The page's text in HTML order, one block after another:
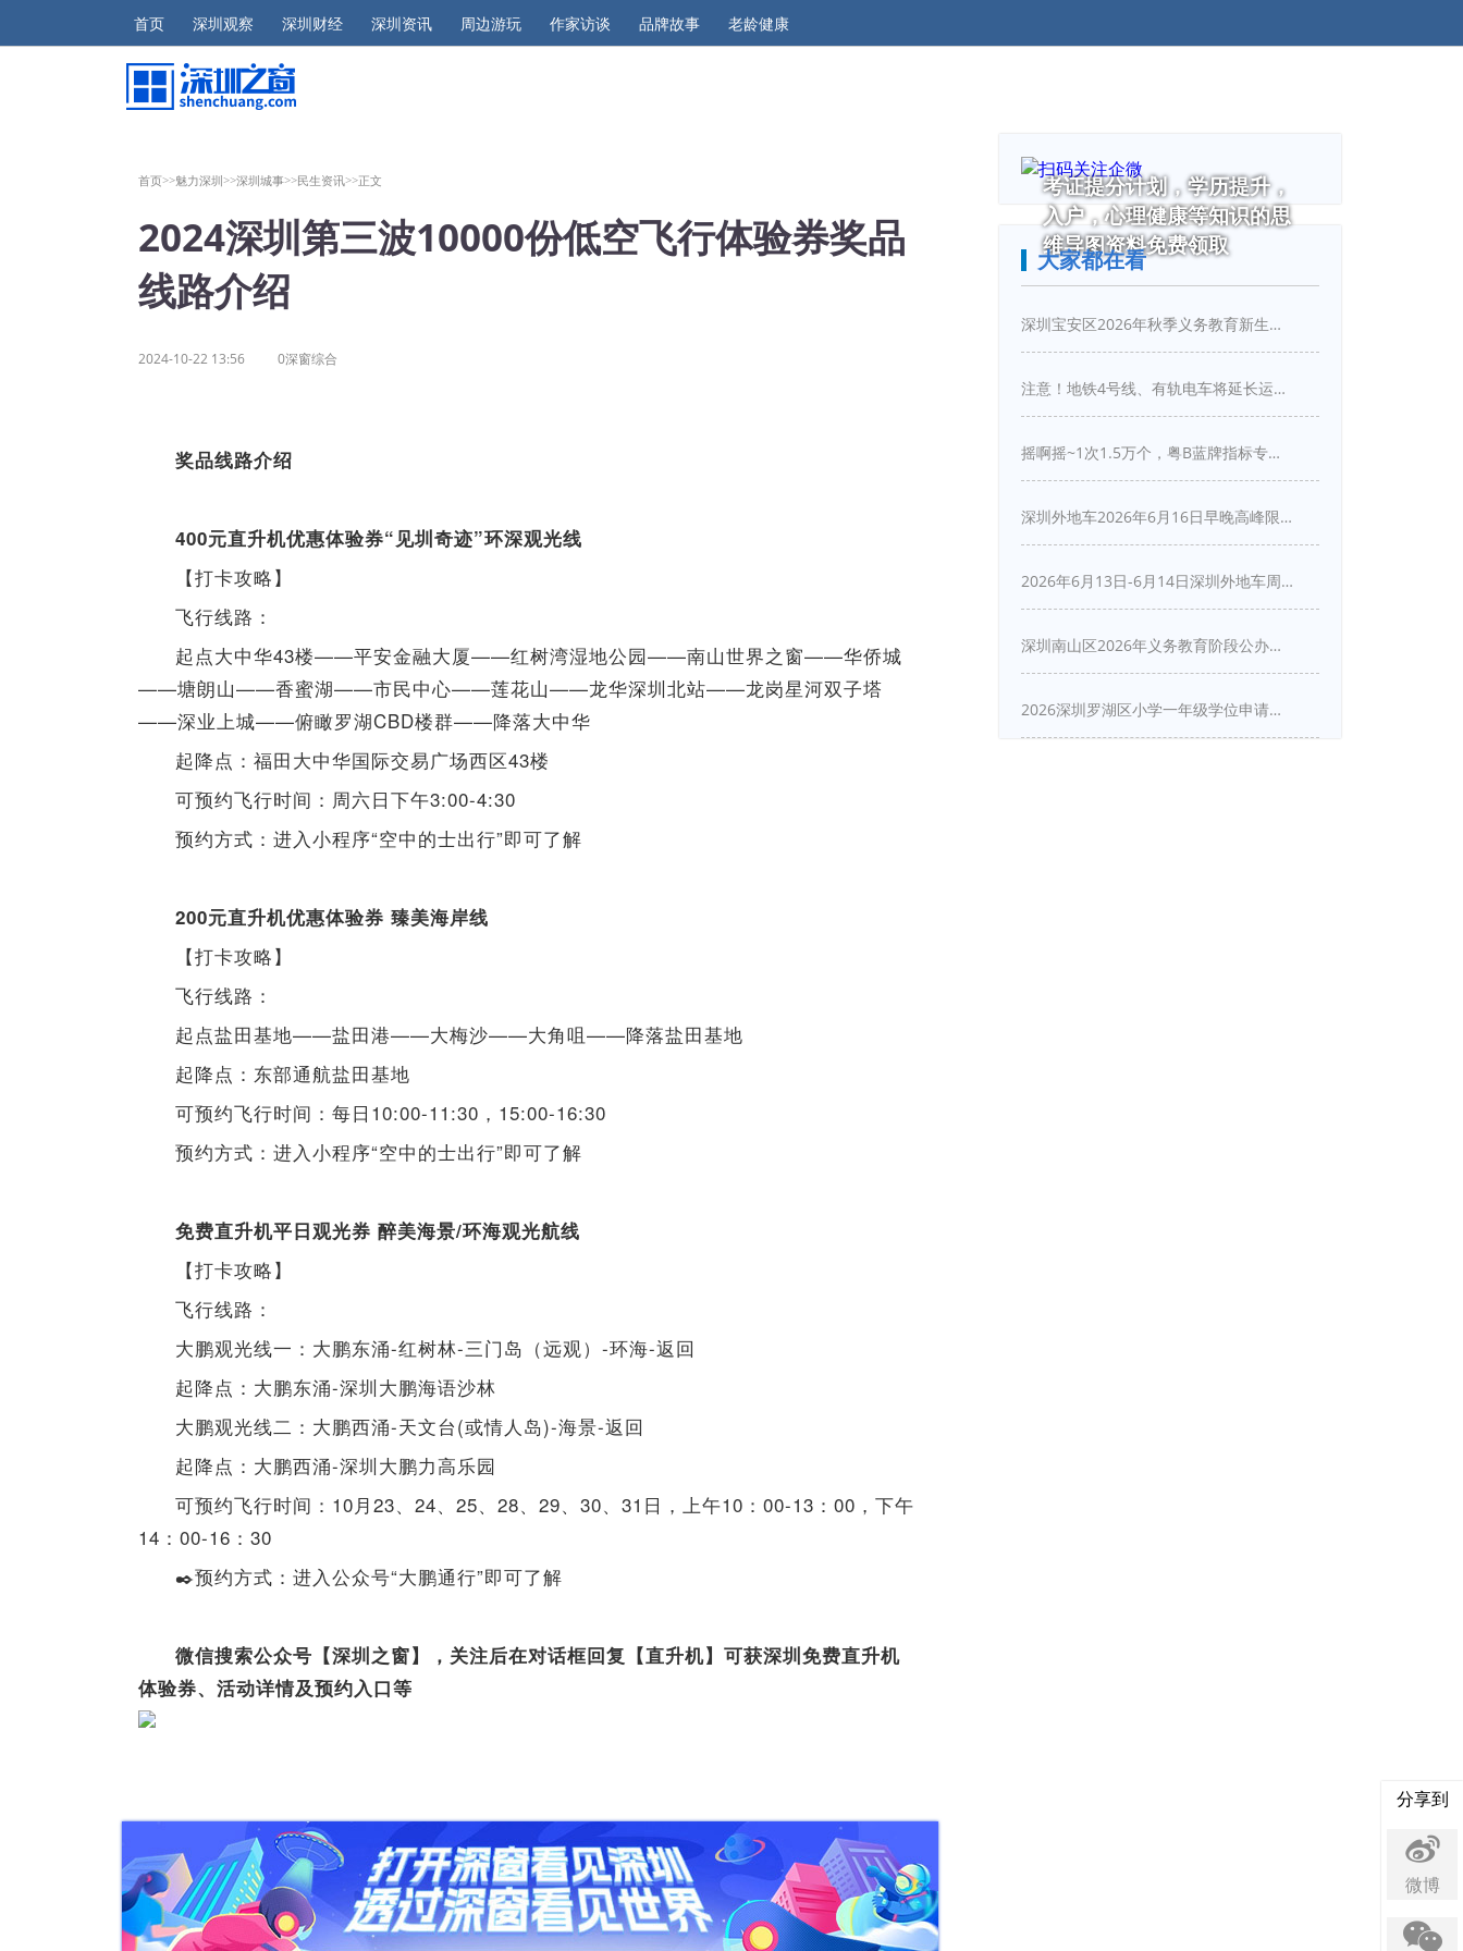
首页 深圳观察 深圳财经 深圳资讯 周边游玩 作家访谈 品牌故事 老龄健康
首页>>魅力深圳>>深圳城事>>民生资讯>>正文
2024深圳第三波10000份低空飞行体验券奖品
线路介绍
2024-10-22 13:56 0深窗综合
奖品线路介绍
400元直升机优惠体验券“见圳奇迹”环深观光线
【打卡攻略】
飞行线路：
起点大中华43楼——平安金融大厦——红树湾湿地公园——南山世界之窗——华侨城
——塘朗山——香蜜湖——市民中心——莲花山——龙华深圳北站——龙岗星河双子塔
——深业上城——俯瞰罗湖CBD楼群——降落大中华
起降点：福田大中华国际交易广场西区43楼
可预约飞行时间：周六日下午3:00-4:30
预约方式：进入小程序“空中的士出行”即可了解
200元直升机优惠体验券 臻美海岸线
【打卡攻略】
飞行线路：
起点盐田基地——盐田港——大梅沙——大角咀——降落盐田基地
起降点：东部通航盐田基地
可预约飞行时间：每日10:00-11:30，15:00-16:30
预约方式：进入小程序“空中的士出行”即可了解
免费直升机平日观光券 醉美海景/环海观光航线
【打卡攻略】
飞行线路：
大鹏观光线一：大鹏东涌-红树林-三门岛（远观）-环海-返回
起降点：大鹏东涌-深圳大鹏海语沙林
大鹏观光线二：大鹏西涌-天文台(或情人岛)-海景-返回
起降点：大鹏西涌-深圳大鹏力高乐园
可预约飞行时间：10月23、24、25、28、29、30、31日，上午10：00-13：00，下午
14：00-16：30
✒️预约方式：进入公众号“大鹏通行”即可了解
微信搜索公众号【深圳之窗】，关注后在对话框回复【直升机】可获深圳免费直升机
体验券、活动详情及预约入口等
分享到
微博
考证提分计划，学历提升，
入户，心理健康等知识的思
维导图资料免费领取
大家都在看
深圳宝安区2026年秋季义务教育新生入学指引
注意！地铁4号线、有轨电车将延长运营服务！
摇啊摇~1次1.5万个，粤B蓝牌指标专项摇号又来啦！
深圳外地车2026年6月16日早晚高峰限行详情
2026年6月13日-6月14日深圳外地车周末限行吗
深圳南山区2026年义务教育阶段公办学校新生入学申请指南
2026深圳罗湖区小学一年级学位申请指南